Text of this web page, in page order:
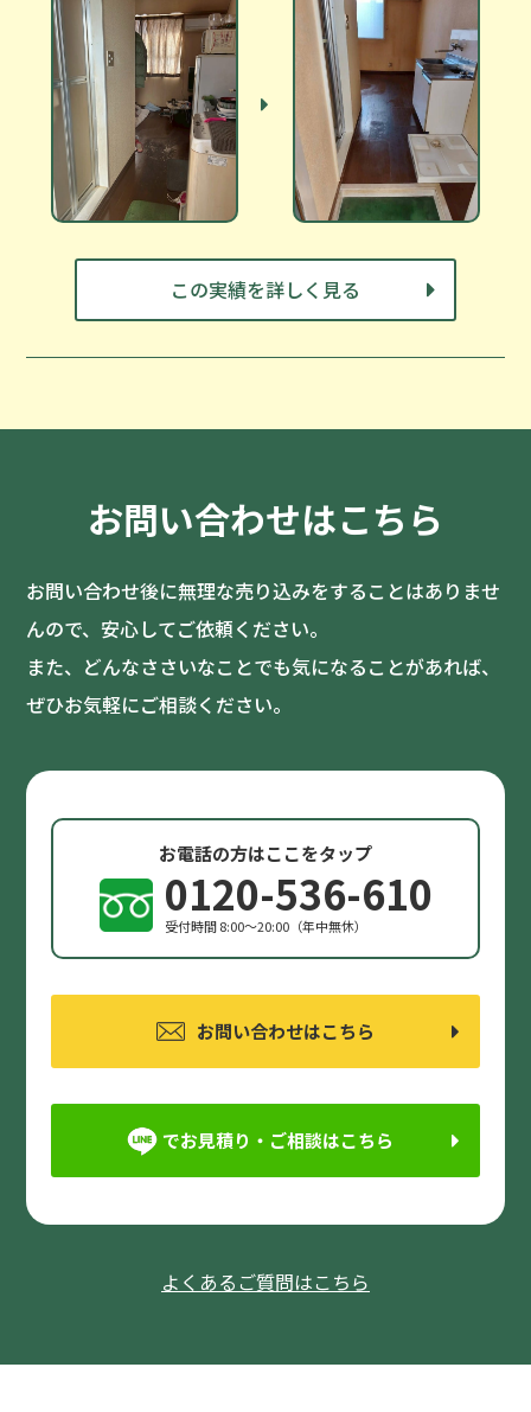
この実績を詳しく見る
お問い合わせはこちら
お問い合わせ後に無理な売り込みをすることはありませ
んので、安心してご依頼ください。
また、どんなささいなことでも気になることがあれば、
ぜひお気軽にご相談ください。
お電話の方はここをタップ
0120-536-610
受付時間 8:00〜20:00（年中無休）
お問い合わせはこちら
でお見積り・ご相談はこちら
よくあるご質問はこちら